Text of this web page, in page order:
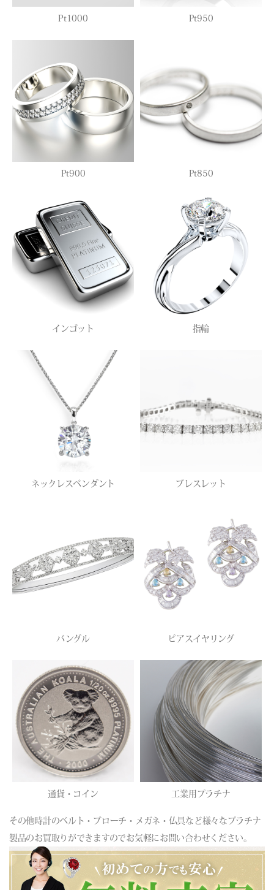
Pt1000 Pt950
Pt900 Pt850
インゴット 指輪
ネックレスペンダント ブレスレット
バングル ピアスイヤリング
通貨・コイン 工業用プラチナ
その他時計のベルト・ブローチ・メガネ・仏具など様々なプラチナ
製品のお買取りができますのでお気軽にお問い合わせください。